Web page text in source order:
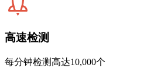
高速检测
每分钟检测高达10,000个